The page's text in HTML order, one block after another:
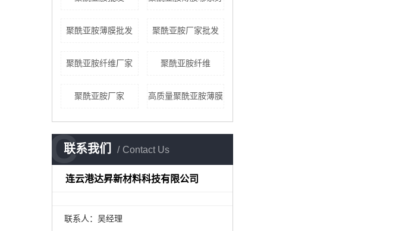
聚酰亚胺薄膜批发 聚酰亚胺厂家批发
聚酰亚胺纤维厂家 聚酰亚胺纤维
聚酰亚胺厂家 高质量聚酰亚胺薄膜
联系我们 Contact Us
C
连云港达昇新材料科技有限公司
联系人：吴经理